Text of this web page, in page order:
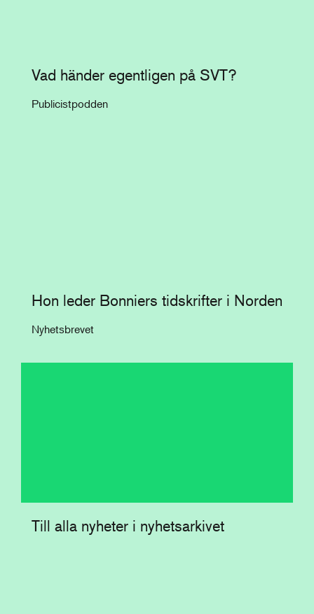
Vad händer egentligen på SVT?
Publicistpodden
Hon leder Bonniers tidskrifter i Norden
Nyhetsbrevet
Till alla nyheter i nyhetsarkivet